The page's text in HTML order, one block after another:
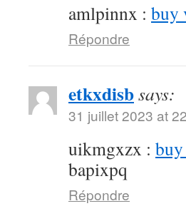
amlpinnx : buy
Répondre
etkxdisbsays:
31 juillet 2023 at
uikmgxzx :
bapixpq
Répondre